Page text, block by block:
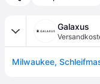
Galaxus